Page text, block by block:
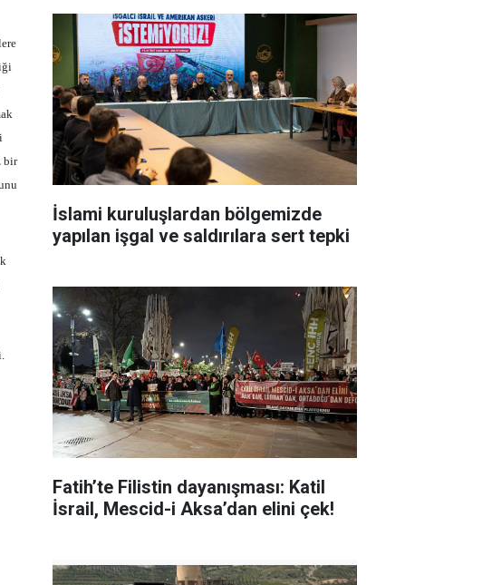
bir
İslami kuruluşlardan bölgemizde
yapılan işgal ve saldırılara sert tepki
Fatih’te Filistin dayanışması: Katil
İsrail, Mescid-i Aksa’dan elini çek!